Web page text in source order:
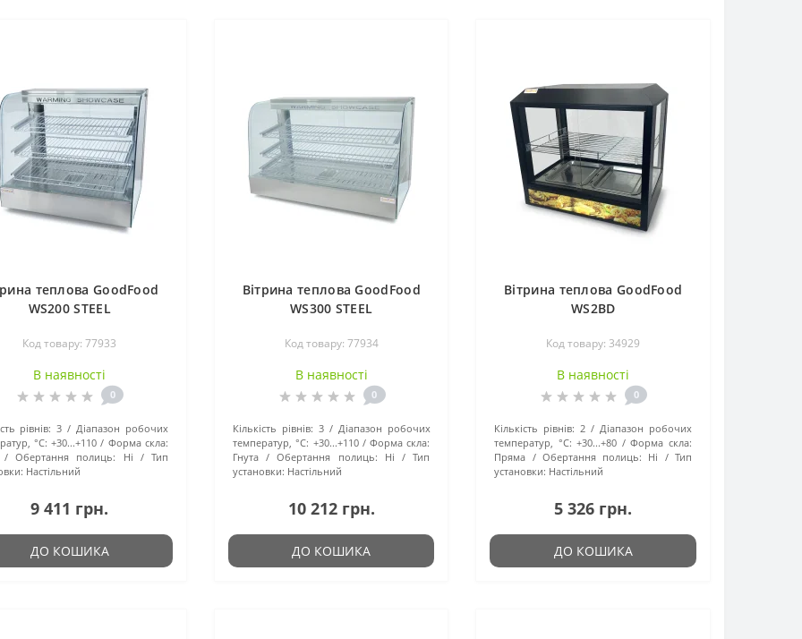
теплова GoodFood
WS200 STEEL
Код товару: 77933
В наявності
0
рівнів: 3
Діапазон робочих
°C: +30...+110
Форма скла:
Обертання полиць: Ні
Тип
Настільний
9 411 грн.
ДО КОШИКА
Вітрина теплова GoodFood
WS300 STEEL
Код товару: 77934
В наявності
0
Кількість рівнів: 3
Діапазон робочих
температур, °C: +30...+110
Форма скла:
Гнута
Обертання полиць: Ні
Тип
установки: Настільний
10 212 грн.
ДО КОШИКА
Вітрина теплова GoodFood
WS2BD
Код товару: 34929
В наявності
0
Кількість рівнів: 2
Діапазон робочих
температур, °C: +30...+80
Форма скла:
Пряма
Обертання полиць: Ні
Тип
установки: Настільний
5 326 грн.
ДО КОШИКА